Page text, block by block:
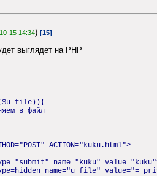
15 14:34) [15]
выглядет на PHP
в файл
ACTION="kuku.html">
name="kuku"
name="u_file"